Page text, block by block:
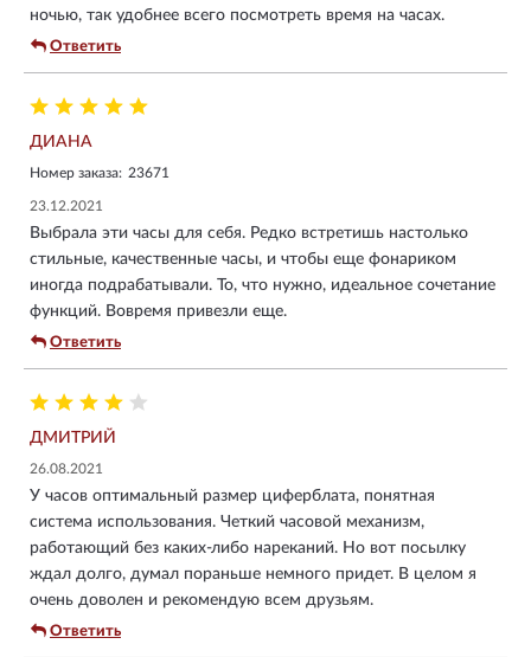
ночью, так удобнее всего посмотреть время на часах.
Ответить
ДИАНА
Номер заказа: 23671
23.12.2021
Выбрала эти часы для себя. Редко встретишь настолько
стильные, качественные часы, и чтобы еще фонариком
иногда подрабатывали. То, что нужно, идеальное сочетание
функций. Вовремя привезли еще.
Ответить
ДМИТРИЙ
26.08.2021
У часов оптимальный размер циферблата, понятная
система использования. Четкий часовой механизм,
работающий без каких-либо нареканий. Но вот посылку
ждал долго, думал пораньше немного придет. В целом я
очень доволен и рекомендую всем друзьям.
Ответить